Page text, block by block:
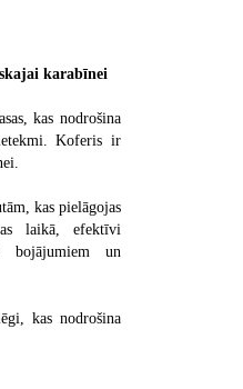
karabīnei
kas nodrošina
Koferis ir
kas pielāgojas
laikā, efektīvi
bojājumiem un
kas nodrošina